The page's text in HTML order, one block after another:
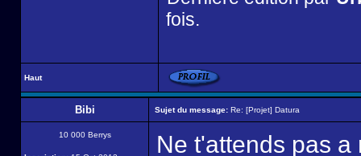
fois.
Haut
Bibi Sujet du message: Re: [Projet] Datura
10 000 Berrys
Ne t'attends pas